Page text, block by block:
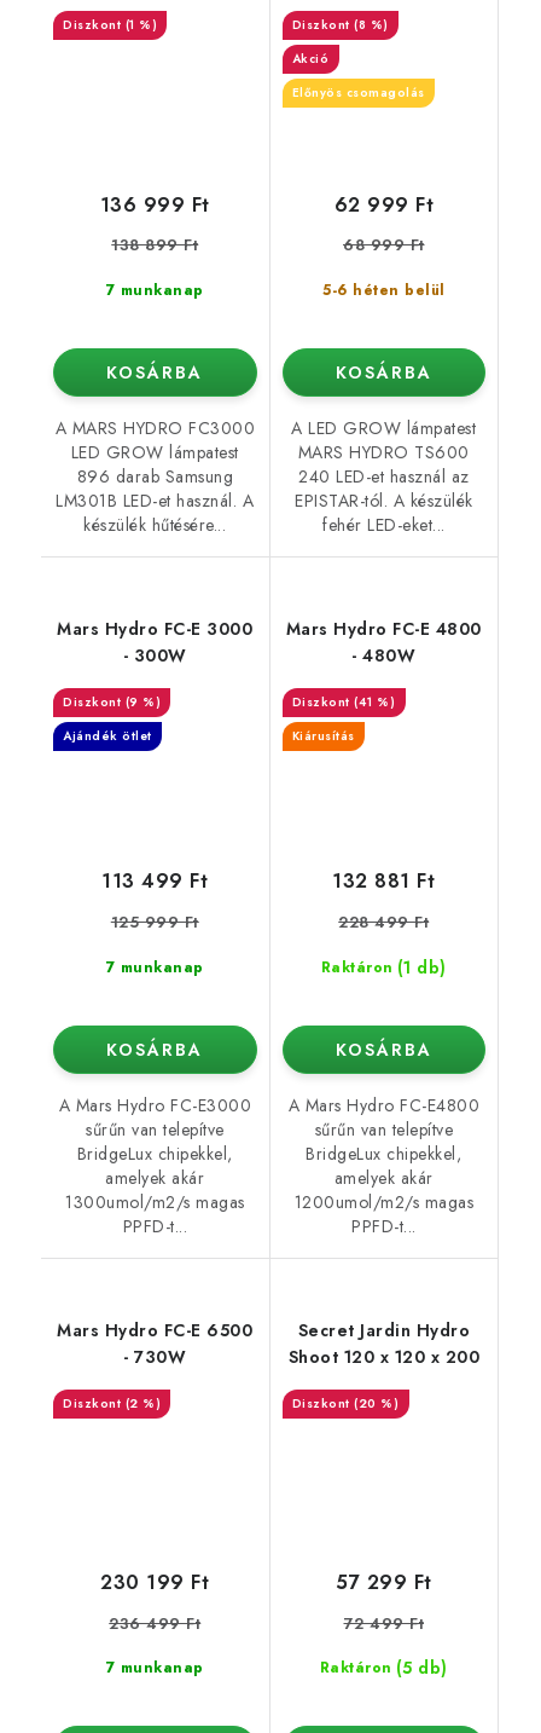
(1 %)
7 munkanap
136 999 Ft
138 899 Ft
KOSÁRBA
A MARS HYDRO FC3000
LED GROW lámpatest
896 darab Samsung
LM301B LED-et használ. A
készülék hűtésére...
csomag)
(8 %)
Akció
Előnyös csomagolás
5-6 héten belül
62 999 Ft
68 999 Ft
KOSÁRBA
A LED GROW lámpatest
MARS HYDRO TS600
240 LED-et használ az
EPISTAR-tól. A készülék
fehér LED-eket...
Mars Hydro FC-E 3000
- 300W
(9 %)
Ajándék ötlet
7 munkanap
113 499 Ft
125 999 Ft
KOSÁRBA
A Mars Hydro FC-E3000
sűrűn van telepítve
BridgeLux chipekkel,
amelyek akár
1300umol/m2/s magas
PPFD-t...
Mars Hydro FC-E 4800
- 480W
(41 %)
Kiárusítás
Raktáron (1 db)
132 881 Ft
228 499 Ft
KOSÁRBA
A Mars Hydro FC-E4800
sűrűn van telepítve
BridgeLux chipekkel,
amelyek akár
1200umol/m2/s magas
PPFD-t...
Mars Hydro FC-E 6500
- 730W
(2 %)
7 munkanap
230 199 Ft
236 499 Ft
Secret Jardin Hydro
Shoot 120 x 120 x 200
(20 %)
Raktáron (5 db)
57 299 Ft
72 499 Ft